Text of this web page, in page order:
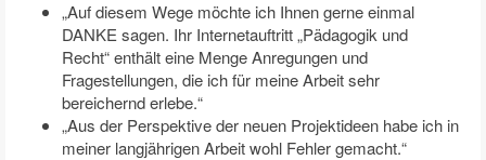
„Auf diesem Wege möchte ich Ihnen gerne einmal
DANKE sagen. Ihr Internetauftritt „Pädagogik und
Recht“ enthält eine Menge Anregungen und
Fragestellungen, die ich für meine Arbeit sehr
bereichernd erlebe.“
„Aus der Perspektive der neuen Projektideen habe ich in
meiner langjährigen Arbeit wohl Fehler gemacht.“